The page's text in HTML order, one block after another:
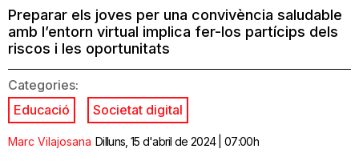
Preparar els joves per una convivència saludable
amb l’entorn virtual implica fer-los partícips dels
riscos i les oportunitats
Categories:
Educació
Societat digital
Marc Vilajosana Dilluns, 15 d'abril de 2024 | 07:00h